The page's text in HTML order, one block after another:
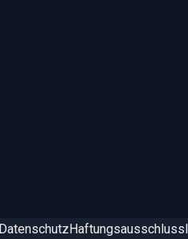
Datenschutz Haftungsausschluss